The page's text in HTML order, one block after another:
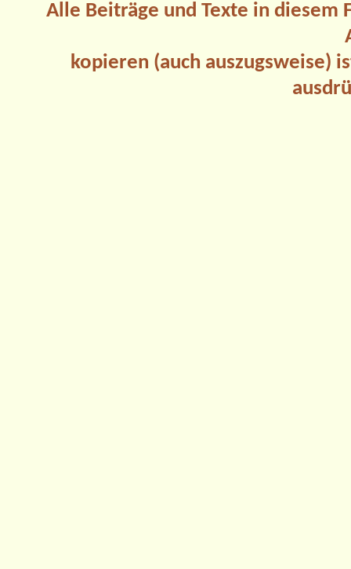
Alle Beiträge und Texte in
kopieren (auch auszugsweise)